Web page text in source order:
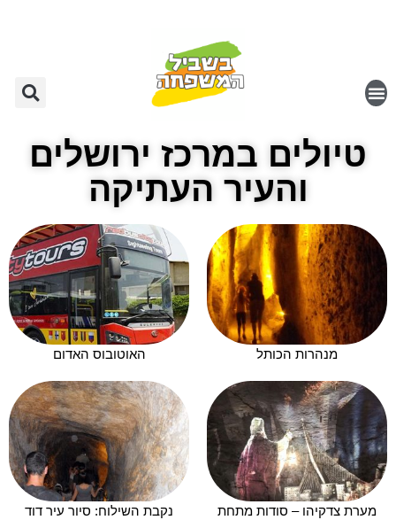
טיולים במרכז ירושלים
והעיר העתיקה
מנהרות הכותל האוטובוס האדום
מערת צדקיהו – סודות מתחת
נקבת השילוח: סיור עיר דוד